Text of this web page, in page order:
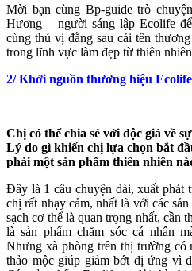
Mời bạn cùng Bp-guide trò
Hương – người sáng lập Ecolife
cùng thú vị đằng sau cái tên
trong lĩnh vực làm đẹp từ thiên
2/ Khởi nguồn thương hiệu
Chị có thể chia sẻ với độc giả về
Lý do gì khiến chị lựa chọn bắt
phải một sản phẩm thiên nhiên
Đây là 1 câu chuyện dài, xuất phát
chị rất nhạy cảm, nhất là với các
sạch cơ thể là quan trọng nhất, cần
là sản phẩm chăm sóc cá nhân
Nhưng xà phòng trên thị trường có
thảo mộc giúp giảm bớt dị ứng vì